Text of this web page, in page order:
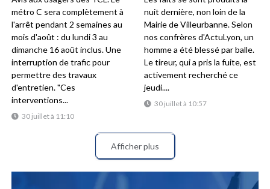
30 juillet à 11:10
métro C sera complètement à
l'arrêt pendant 2 semaines au
mois d'août : du lundi 3 au
dimanche 16 août inclus. Une
interruption de trafic pour
permettre des travaux
d'entretien. "Ces
interventions...
30 juillet à 10:57
nuit dernière, non loin de la
Mairie de Villeurbanne. Selon
nos confrères d'ActuLyon, un
homme a été blessé par balle.
Le tireur, qui a pris la fuite, est
activement recherché ce
jeudi....
Afficher plus